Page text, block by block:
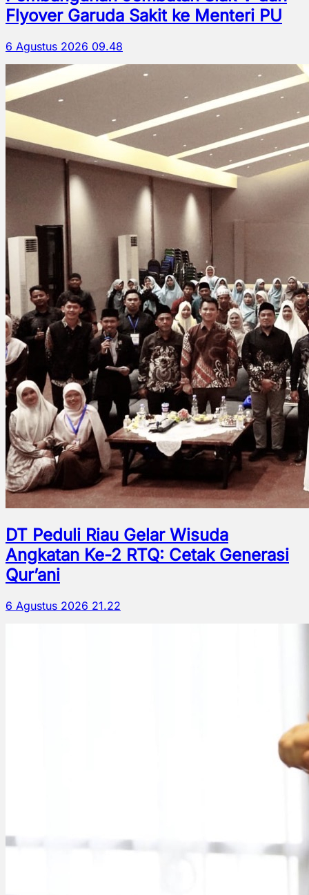
Flyover Garuda Sakit ke Menteri PU
6 Agustus 2026 09.48
DT Peduli Riau Gelar Wisuda
Angkatan Ke-2 RTQ: Cetak Generasi
Qur’ani
6 Agustus 2026 21.22